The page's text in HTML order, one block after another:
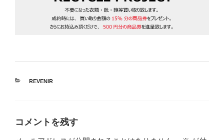
カ
REVENIR
コメントを残す